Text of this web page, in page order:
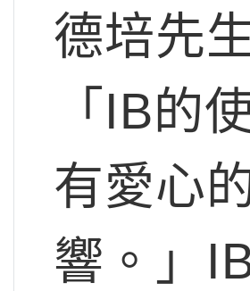
德培先
「IB的
有愛心
響。」